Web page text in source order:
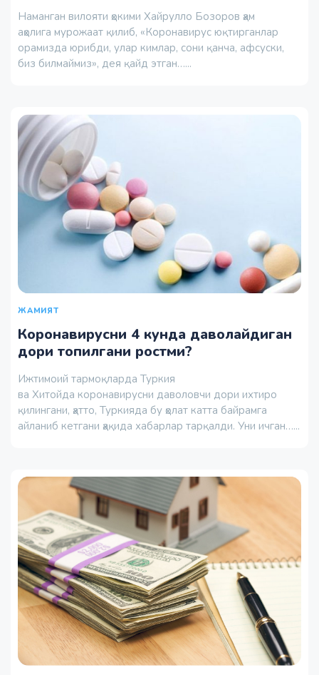
Наманган вилояти ҳокими Хайрулло Бозоров ҳам
аҳолига мурожаат қилиб, «Коронавирус юқтирганлар
орамизда юрибди, улар кимлар, сони қанча, афсуски,
биз билмаймиз», дея қайд этган…...
ЖАМИЯТ
Коронавирусни 4 кунда даволайдиган
дори топилгани ростми?
Ижтимоий тармоқларда Туркия
ва Хитойда коронавирусни даволовчи дори ихтиро
қилингани, ҳатто, Туркияда бу ҳолат катта байрамга
айланиб кетгани ҳақида хабарлар тарқалди. Уни ичган…...